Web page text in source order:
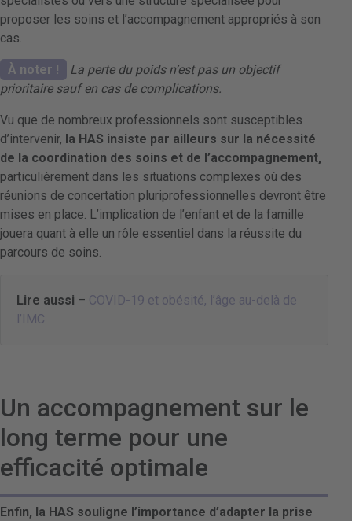
proposer les soins et l’accompagnement appropriés à son
cas.
À noter !
La perte du poids n’est pas un objectif
prioritaire sauf en cas de complications.
Vu que de nombreux professionnels sont susceptibles
d’intervenir, la HAS insiste par ailleurs sur la nécessité
de la coordination des soins et de l’accompagnement,
particulièrement dans les situations complexes où des
réunions de concertation pluriprofessionnelles devront être
mises en place. L’implication de l’enfant et de la famille
jouera quant à elle un rôle essentiel dans la réussite du
parcours de soins.
Lire aussi – COVID-19 et obésité, l’âge au-delà de
l’IMC
Un accompagnement sur le
long terme pour une
efficacité optimale
Enfin, la HAS souligne l’importance d’adapter la prise